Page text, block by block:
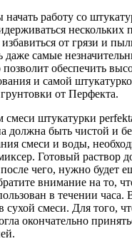
начать работу со
нескольких
от грязи и
даже самые
позволит обеспечить
и самой
от Перфекта.
штукатурки
должна быть чистой и
смеси и воды,
Готовый раствор
чего, нужно будет
внимание на то,
в течении часа.
сухой смеси. Для того,
окончательно